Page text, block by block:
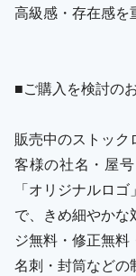
高級感・存在感を
■ご購入を検討の
販売中のストッ
客様の社名・屋
「オリジナルロ
で、きめ細やか
ジ無料・修正無料
名刺・封筒などの